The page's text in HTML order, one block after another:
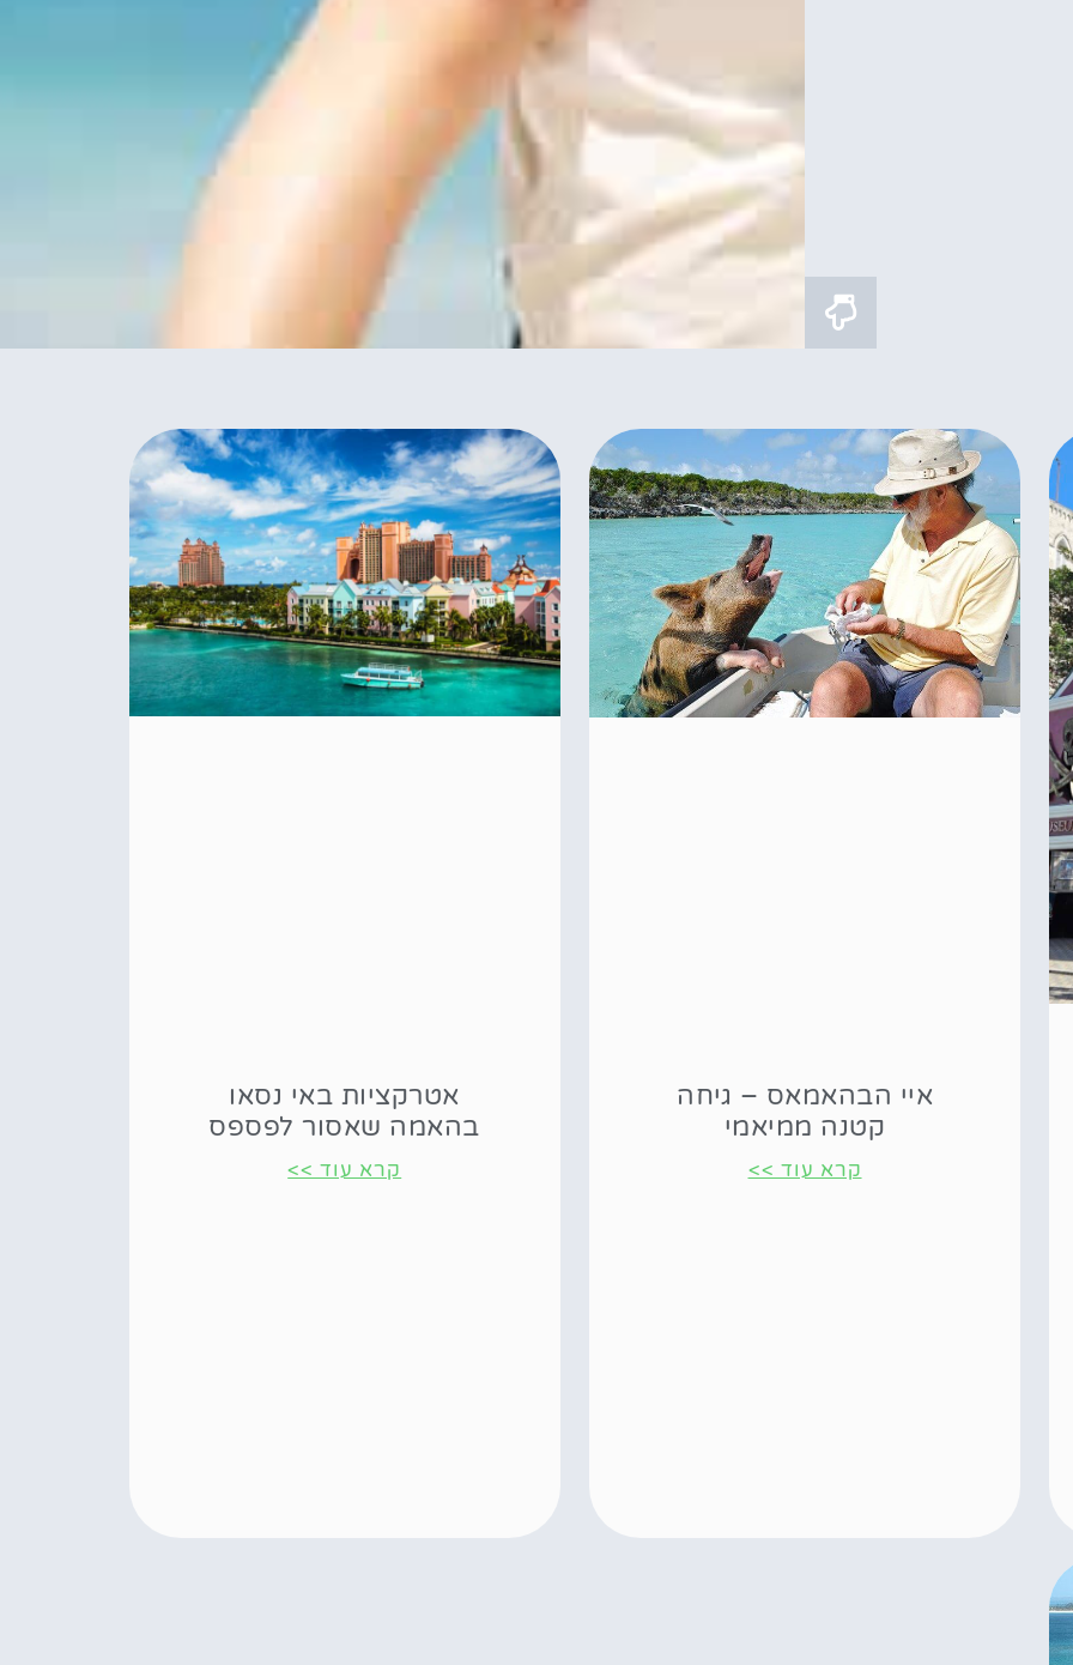
איי הבהאמאס – גיחה
קטנה ממיאמי
קרא עוד >>
אטרקציות באי נסאו
בהאמה שאסור לפספס
קרא עוד >>